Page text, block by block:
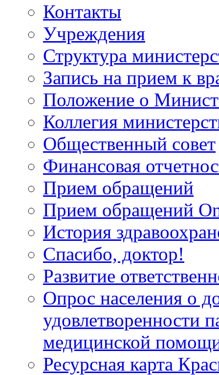
Контакты
Учреждения
Структура
Запись на прием к
Положение о
Коллегия
Общественный совет
Финансовая
Прием обращений
Прием обращений
История
Спасибо, доктор!
Развитие
Опрос населения о
удовлетворенности
медицинской
Ресурсная карта